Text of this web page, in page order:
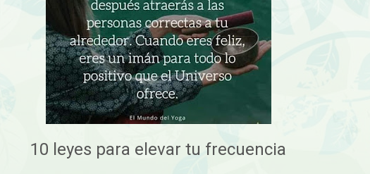
10 leyes para elevar tu frecuencia